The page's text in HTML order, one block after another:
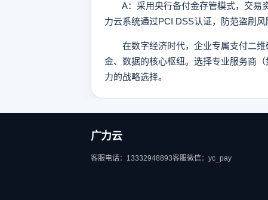
A：采用央行备付金存管模式，交易
力云系统通过PCI DSS认证，防范盗刷风
在数字经济时代，企业专属支付二维
金、数据的核心枢纽。选择专业服务商
力的战略选择。
广力云
客服电话：13332948893客服微信：yc_pay